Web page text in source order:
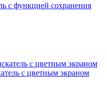
с функцией сохранения
с цветным экраном